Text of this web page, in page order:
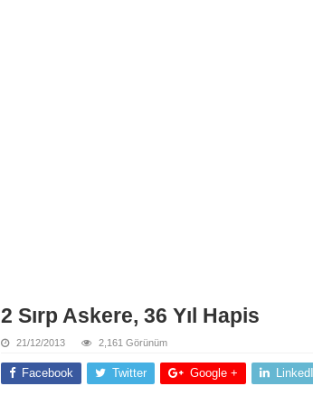
2 Sırp Askere, 36 Yıl Hapis
21/12/2013 2,161 Görünüm
Facebook Twitter Google +